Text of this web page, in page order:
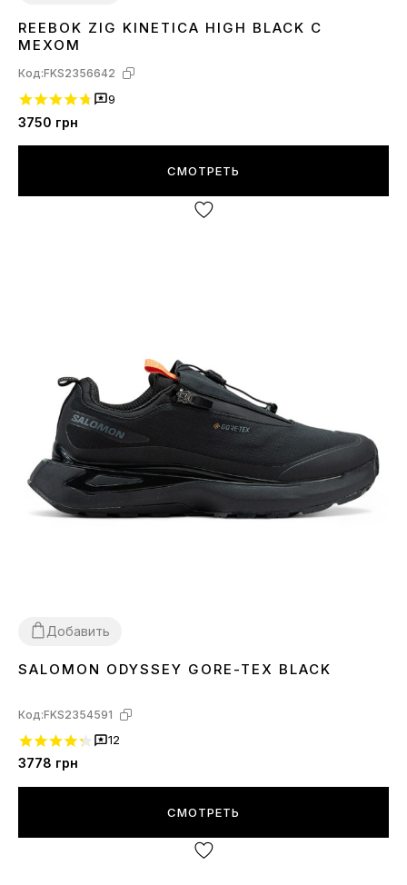
44
REEBOK ZIG KINETICA HIGH BLACK С
МЕХОМ
Код:FKS2356642
9
3750 грн
СМОТРЕТЬ
Добавить
414243 44 45
SALOMON ODYSSEY GORE-TEX BLACK
Код:FKS2354591
12
3778 грн
СМОТРЕТЬ